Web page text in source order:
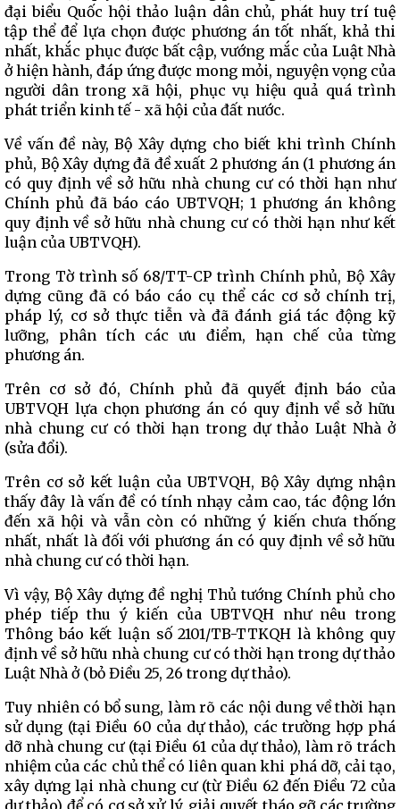
đại biểu Quốc hội thảo luận dân chủ, phát huy trí tuệ
tập thể để lựa chọn được phương án tốt nhất, khả thi
nhất, khắc phục được bất cập, vướng mắc của Luật Nhà
ở hiện hành, đáp ứng được mong mỏi, nguyện vọng của
người dân trong xã hội, phục vụ hiệu quả quá trình
phát triển kinh tế - xã hội của đất nước.
Về vấn đề này, Bộ Xây dựng cho biết khi trình Chính
phủ, Bộ Xây dựng đã đề xuất 2 phương án (1 phương án
có quy định về sở hữu nhà chung cư có thời hạn như
Chính phủ đã báo cáo UBTVQH; 1 phương án không
quy định về sở hữu nhà chung cư có thời hạn như kết
luận của UBTVQH).
Trong Tờ trình số 68/TT-CP trình Chính phủ, Bộ Xây
dựng cũng đã có báo cáo cụ thể các cơ sở chính trị,
pháp lý, cơ sở thực tiễn và đã đánh giá tác động kỹ
lưỡng, phân tích các ưu điểm, hạn chế của từng
phương án.
Trên cơ sở đó, Chính phủ đã quyết định báo của
UBTVQH lựa chọn phương án có quy định về sở hữu
nhà chung cư có thời hạn trong dự thảo Luật Nhà ở
(sửa đổi).
Trên cơ sở kết luận của UBTVQH, Bộ Xây dựng nhận
thấy đây là vấn đề có tính nhạy cảm cao, tác động lớn
đến xã hội và vẫn còn có những ý kiến chưa thống
nhất, nhất là đối với phương án có quy định về sở hữu
nhà chung cư có thời hạn.
Vì vậy, Bộ Xây dựng đề nghị Thủ tướng Chính phủ cho
phép tiếp thu ý kiến của UBTVQH như nêu trong
Thông báo kết luận số 2101/TB-TTKQH là không quy
định về sở hữu nhà chung cư có thời hạn trong dự thảo
Luật Nhà ở (bỏ Điều 25, 26 trong dự thảo).
Tuy nhiên có bổ sung, làm rõ các nội dung về thời hạn
sử dụng (tại Điều 60 của dự thảo), các trường hợp phá
dỡ nhà chung cư (tại Điều 61 của dự thảo), làm rõ trách
nhiệm của các chủ thể có liên quan khi phá dỡ, cải tạo,
xây dựng lại nhà chung cư (từ Điều 62 đến Điều 72 của
dự thảo) để có cơ sở xử lý, giải quyết tháo gỡ các trường